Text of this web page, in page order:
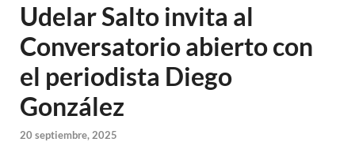
Udelar Salto invita al
Conversatorio abierto con
el periodista Diego
González
20 septiembre, 2025